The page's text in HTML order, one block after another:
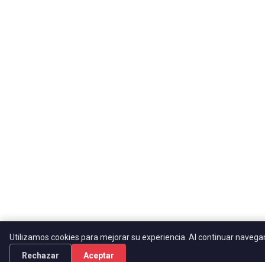
Utilizamos cookies para mejorar su experiencia. Al continuar
Rechazar
Aceptar